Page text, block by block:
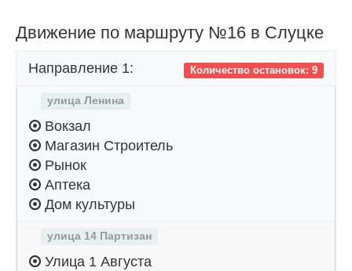
Движение по маршруту №16 в Слуцке
Количество остановок: 9
Направление 1:
улица Ленина
Вокзал
Магазин Строитель
Рынок
Аптека
Дом культуры
улица 14 Партизан
Улица 1 Августа